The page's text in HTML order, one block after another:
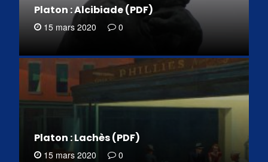
Platon : Alcibiade (PDF)
15 mars 2020 0
Platon : Lachès (PDF)
15 mars 2020 0